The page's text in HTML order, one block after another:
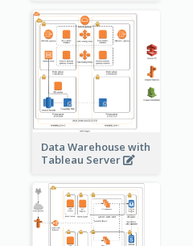
Data Warehouse with
Tableau Server